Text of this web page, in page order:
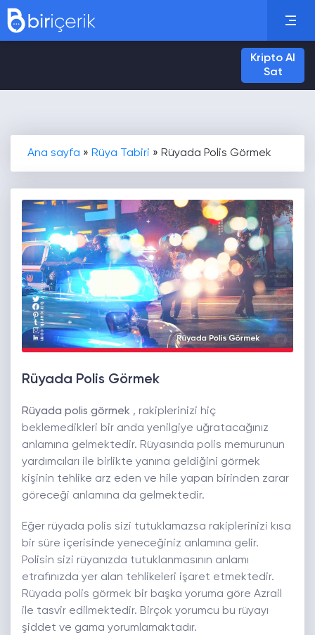
Kripto Al
Sat
Ana sayfa » Rüya Tabiri » Rüyada Polis Görmek
Rüyada Polis Görmek
Rüyada polis görmek , rakiplerinizi hiç
beklemedikleri bir anda yenilgiye uğratacağınız
anlamına gelmektedir. Rüyasında polis memurunun
yardımcıları ile birlikte yanına geldiğini görmek
kişinin tehlike arz eden ve hile yapan birinden zarar
göreceği anlamına da gelmektedir.
Eğer rüyada polis sizi tutuklamazsa rakiplerinizi kısa
bir süre içerisinde yeneceğiniz anlamına gelir.
Polisin sizi rüyanızda tutuklanmasının anlamı
etrafınızda yer alan tehlikeleri işaret etmektedir.
Rüyada polis görmek bir başka yoruma göre Azrail
ile tasvir edilmektedir. Birçok yorumcu bu rüyayı
şiddet ve gama yorumlamaktadır.